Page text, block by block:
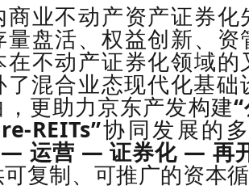
商业不动产资产证券
量盘活、权益创新、
在不动产证券化领域
了混合业态现代化基础
更助力京东产发构建
”协同发展的
— 运营 —证券化 — 再
复制、可推广的资本